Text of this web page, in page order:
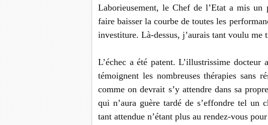
Laborieusement, le Chef de l’Etat a mis un
faire baisser la courbe de toutes les
investiture. Là-dessus, j’aurais tant voulu me
L’échec a été patent. L’illustrissime
témoignent les nombreuses thérapies sans
comme on devrait s’y attendre dans sa
qui n’aura guère tardé de s’effondre tel un
tant attendue n’étant plus au rendez-vous